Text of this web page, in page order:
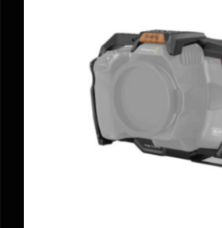
Alimentation
Evénementiel
AJOUTER AU PANIER /